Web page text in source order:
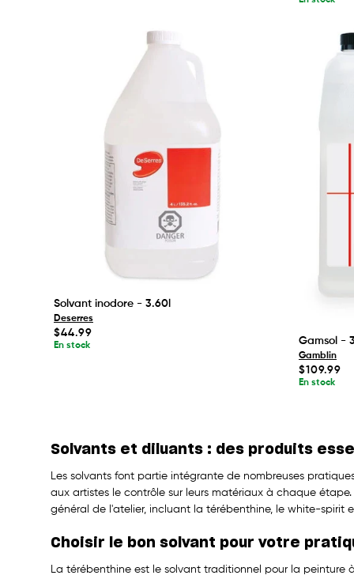
Solvant inodore - 3.60l
Deserres
Prix
habituel
$44.99
En stock Gamsol -
Gamblin
Prix
habituel
$109.99
En stock
Solvants et diluants : des produits
Les solvants font partie intégrante de nombreuses
aux artistes le contrôle sur leurs matériaux à chaque
général de l'atelier, incluant la térébenthine, le white-spirit
Choisir le bon solvant pour votre
La térébenthine est le solvant traditionnel pour la